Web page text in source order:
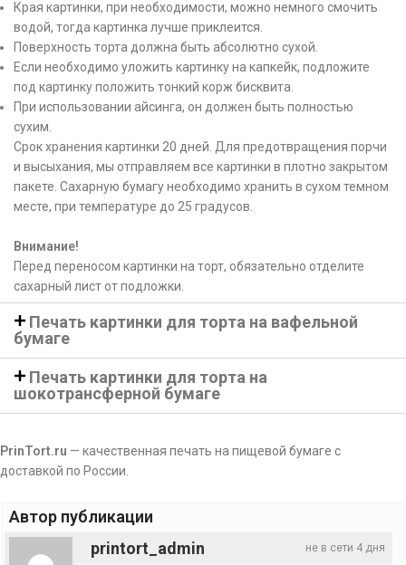
Края картинки, при необходимости, можно немного смочить
водой, тогда картинка лучше приклеится.
Поверхность торта должна быть абсолютно сухой.
Если необходимо уложить картинку на капкейк, подложите
под картинку положить тонкий корж бисквита.
При использовании айсинга, он должен быть полностью
сухим.
Срок хранения картинки 20 дней. Для предотвращения порчи
и высыхания, мы отправляем все картинки в плотно закрытом
пакете. Сахарную бумагу необходимо хранить в сухом темном
месте, при температуре до 25 градусов.
Внимание!
Перед переносом картинки на торт, обязательно отделите
сахарный лист от подложки.
Печать картинки для торта на вафельной
бумаге
Печать картинки для торта на
шокотрансферной бумаге
PrinTort.ru — качественная печать на пищевой бумаге с
доставкой по России.
Автор публикации
не в сети 4 дня
printort_admin